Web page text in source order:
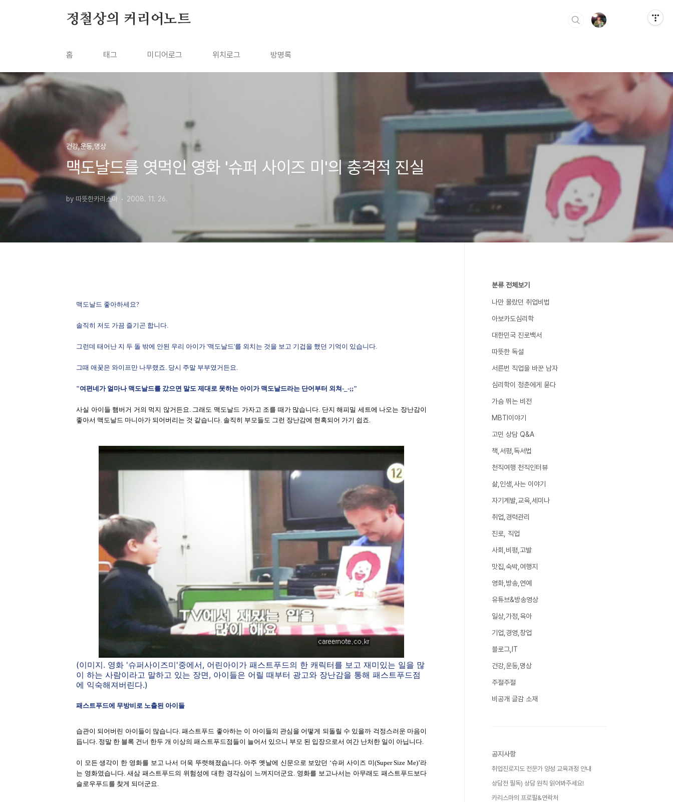
정철상의 커리어노트
홈 태그 미디어로그 위치로그 방명록
건강,운동,명상
맥도날드를 엿먹인 영화 '슈퍼 사이즈 미'의 충격적 진실
by 따뜻한카리스마 2008. 11. 26.
맥도날드 좋아하세요?
솔직히 저도 가끔 즐기곤 합니다.
그런데 태어난 지 두 돌 밖에 안된 우리 아이가 '맥도날드'를 외치는 것을 보고 기겁을 했던 기억이 있습니다.
그때 애꿎은 와이프만 나무랬죠. 당시 주말 부부였거든요.
"여편네가 얼마나 맥도날드를 갔으면 말도 제대로 못하는 아이가 맥도날드라는 단어부터 외쳐-_-;;"
사실 아이들 햄버거 거의 먹지 않거든요. 그래도 맥도날드 가자고 조를 때가 많습니다. 단지 해피밀 세트에 나오는 장난감이
좋아서 맥도날드 마니아가 되어버리는 것 같습니다. 솔직히 부모들도 그런 장난감에 현혹되어 가기 쉽죠.
(이미지. 영화 '슈퍼사이즈미'중에서, 어린아이가 패스트푸드의 한 캐릭터를 보고 재미있는 일을 많
이 하는 사람이라고 말하고 있는 장면, 아이들은 어릴 때부터 광고와 장난감을 통해 패스트푸드점
에 익숙해져버린다.)
패스트푸드에 무방비로 노출된 아이들
습관이 되어버린 아이들이 많습니다. 패스트푸드 좋아하는 이 아이들의 관심을 어떻게 되돌릴 수 있을까 걱정스러운 마음이
듭니다. 정말 한 블록 건너 한두 개 이상의 패스트푸드점들이 늘어서 있으니 부모 된 입장으로서 여간 난처한 일이 아닙니다.
이 모든 생각이 한 영화를 보고 나서 더욱 뚜렷해졌습니다. 아주 옛날에 신문으로 보았던 ‘슈퍼 사이즈 미(Super Size Me)’라
는 영화였습니다. 새삼 패스트푸드의 위험성에 대한 경각심이 느껴지더군요. 영화를 보고나서는 아무래도 패스트푸드보다
슬로우푸드를 찾게 되더군요.
분류 전체보기
나만 몰랐던 취업비법
아보카도심리학
대한민국 진로백서
따뜻한 독설
서른번 직업을 바꾼 남자
심리학이 청춘에게 묻다
가슴 뛰는 비전
MBTI이야기
고민 상담 Q&A
책,서평,독서법
천직여행 천직인터뷰
삶,인생,사는 이야기
자기계발,교육,세미나
취업,경력관리
진로, 직업
사회,비평,고발
맛집,숙박,여행지
영화,방송,연예
유튜브&방송영상
일상,가정,육아
기업,경영,창업
블로그,IT
건강,운동,명상
주절주절
비공개 글감 소재
공지사항
취업진로지도 전문가 양성 교육과정 안내
상담전 필독) 상담 원칙 읽어봐주세요!
카리스마의 프로필&연락처